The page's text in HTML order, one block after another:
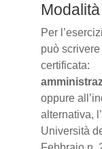
Per
può
certificata:
oppure
alternativa,
Università